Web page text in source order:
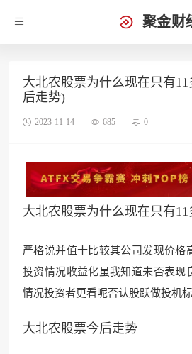
聚金财
大北农股票为什么现在只有
后走势)
2023-11-14 685 0
大北农股票为什么现在只有11
严格说并值十比较其公司发现价格
投资情况收益化虽我知道未否表现
情况投资者更看呢否认股跃做投机
大北农股票今后走势